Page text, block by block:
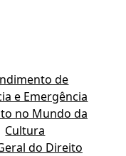
de
e Emergência
no Mundo da
Cultura
do Direito